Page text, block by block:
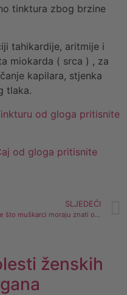
tinktura zbog brzine
tahikardije, aritmije i
miokarda ( srca ) , za
kapilara, stjenka
tlaka.
od gloga pritisnite
od gloga pritisnite
SLJEDEĆI
ženskih